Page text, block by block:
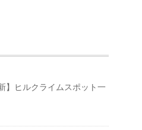
】ヒルクライムスポット一